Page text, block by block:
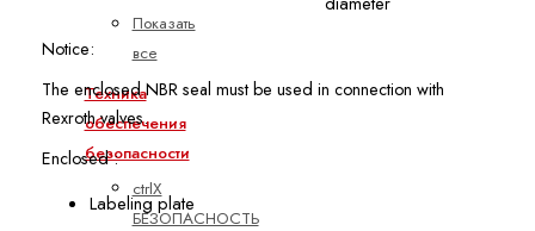
Показать
все
Техника
обеспечения
безопасности
ctrlX
БЕЗОПАСНОСТЬ
Notice:
The enclosed NBR seal must be used in connection with
Rexroth valves.
Enclosed :
Labeling plate